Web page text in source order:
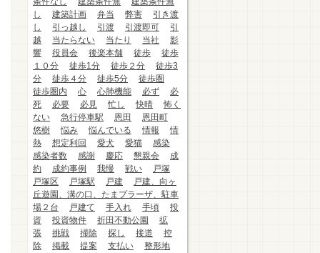
し
建築計画 弁当 弊害
引き渡
し
引っ越し 引渡 引渡即可
引
越
当たらない 当たり 当社
影
響
役員会 後楽本舗 徒歩
徒歩
１０分
徒歩1分 徒歩２分
徒歩3
分
徒歩４分 徒歩5分
徒歩圏
徒歩圏内
心 心肺機能 必ず
必
死
必要 必見 忙し 快晴
怖く
ない
急行停車駅 恩田
恩田町
悠樹
悩み 悩んでいる 情報
情
熱
想定利回 愛犬 愛猫
感染
感染者数
感謝 慶応 懇親会
成
約
成約事例 我慢 戦い
戸塚
戸塚区
戸塚駅 戸建
戸建、向ヶ
丘遊園、溝の口、たまプラーザ、駐車
場２台
戸建て 手入れ 手頃
投
資
投資物件 折田不動公園
拡
張
挑戦 掃除 探し 接道
控
除
掲載 提案 支払い
整形地